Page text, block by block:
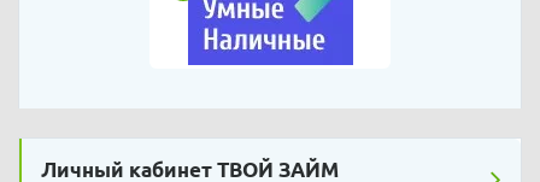
Личный кабинет ТВОЙ ЗАЙМ